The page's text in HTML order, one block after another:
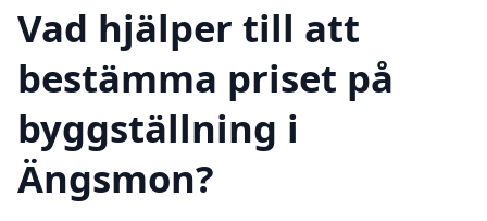
Vad hjälper till att
bestämma priset på
byggställning i
Ängsmon?